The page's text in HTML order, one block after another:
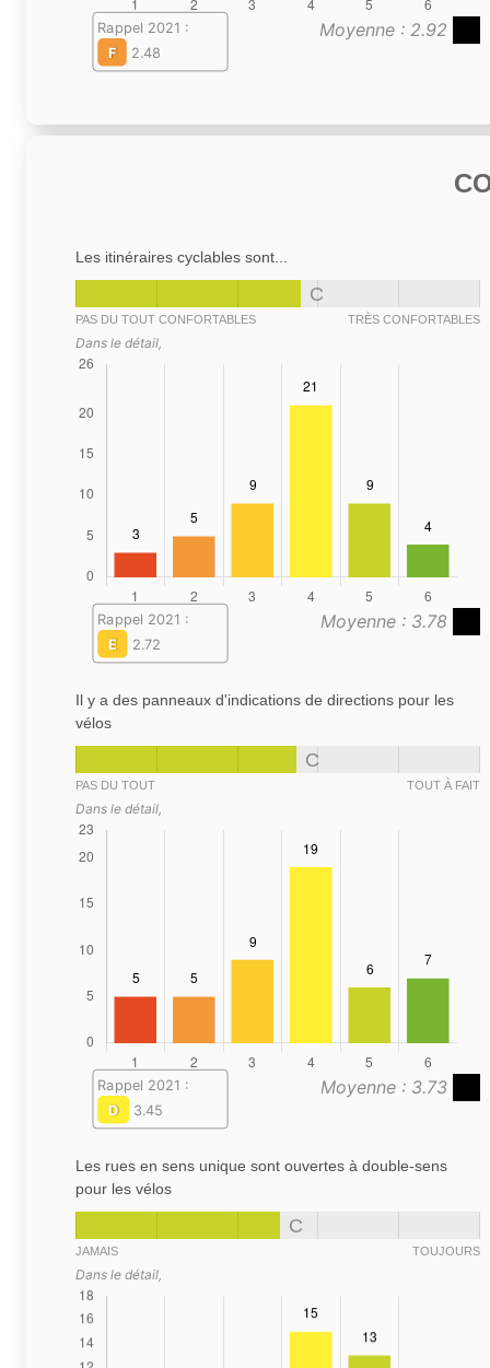
Moyenne : 2.92
Rappel 2021 :
F
2.48
Les itinéraires cyclables sont...
C
PAS DU TOUT CONFORTABLES TRÈS CONFORTABLES
Dans le détail,
Moyenne : 3.78
Rappel 2021 :
E
2.72
Il y a des panneaux d'indications de directions pour les
vélos
C
PAS DU TOUT TOUT À FAIT
Dans le détail,
Moyenne : 3.73
Rappel 2021 :
D
3.45
Les rues en sens unique sont ouvertes à double-sens
pour les vélos
C
JAMAIS TOUJOURS
Dans le détail,